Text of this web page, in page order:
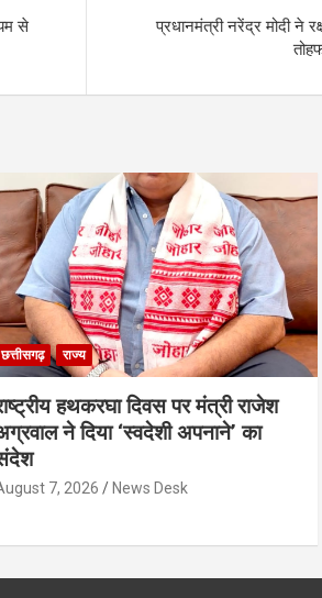
से
प्रधानमंत्री नरेंद्र मोदी ने
छत्तीसगढ़ राज्य
हथकरघा दिवस पर मंत्री राजेश
ने दिया ‘स्वदेशी अपनाने’ का
7, 2026 News Desk